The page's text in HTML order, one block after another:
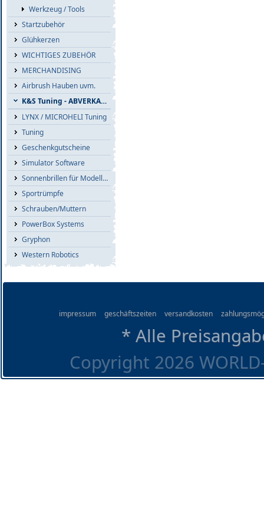
Werkzeug / Tools
Startzubehör
Glühkerzen
WICHTIGES ZUBEHÖR
MERCHANDISING
Airbrush Hauben uvm.
K&S Tuning - ABVERKAUF
LYNX / MICROHELI Tuning
Tuning
Geschenkgutscheine
Simulator Software
Sonnenbrillen für Modellflieger
Sportrümpfe
Schrauben/Muttern
PowerBox Systems
Gryphon
Western Robotics
impressum geschäftszeiten versandkosten
* Alle
Copyright 2026